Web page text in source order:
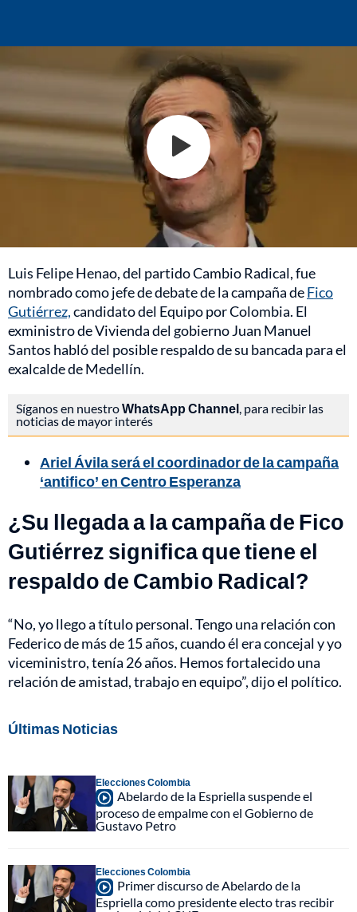
Luis Felipe Henao, del partido Cambio Radical, fue
nombrado como jefe de debate de la campaña deFico
Gutiérrez,candidato del Equipo por Colombia. El
exministro de Vivienda del gobierno Juan Manuel
Santos habló del posible respaldo de su bancada para el
exalcalde de Medellín.
Síganos en nuestroWhatsApp Channel , para recibir las
noticias de mayor interés
Ariel Ávila será el coordinador de la campaña
‘antifico’ en Centro Esperanza
¿Su llegada a la campaña de Fico
Gutiérrez significa que tiene el
respaldo de Cambio Radical?
“No, yo llego a título personal. Tengo una relación con
Federico de más de 15 años, cuando él era concejal y yo
viceministro, tenía 26 años. Hemos fortalecido una
relación de amistad, trabajo en equipo”, dijo el político.
Últimas Noticias
Elecciones Colombia
Abelardo de la Espriella suspende el
proceso de empalme con el Gobierno de
Gustavo Petro
Elecciones Colombia
Primer discurso de Abelardo de la
Espriella como presidente electo tras recibir